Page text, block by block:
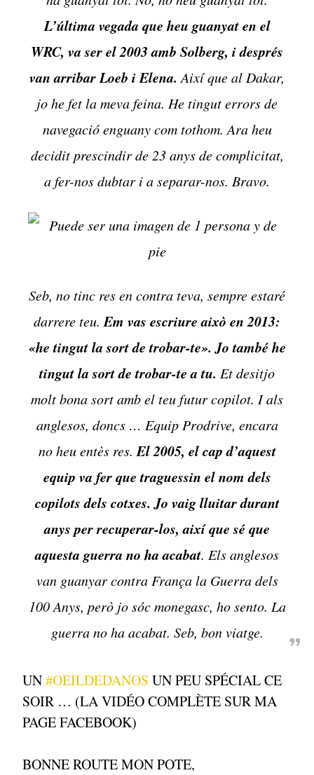
L’última vegada que heu guanyat en el
WRC, va ser el 2003 amb Solberg, i després
van arribar Loeb i Elena. Així que al Dakar,
jo he fet la meva feina. He tingut errors de
navegació enguany com tothom. Ara heu
decidit prescindir de 23 anys de complicitat,
a fer-nos dubtar i a separar-nos. Bravo.
Seb, no tinc res en contra teva, sempre estaré
darrere teu. Em vas escriure això en 2013:
«he tingut la sort de trobar-te». Jo també he
tingut la sort de trobar-te a tu. Et desitjo
molt bona sort amb el teu futur copilot. I als
anglesos, doncs … Equip Prodrive, encara
no heu entès res. El 2005, el cap d’aquest
equip va fer que traguessin el nom dels
copilots dels cotxes. Jo vaig lluitar durant
anys per recuperar-los, així que sé que
aquesta guerra no ha acabat. Els anglesos
van guanyar contra França la Guerra dels
100 Anys, però jo sóc monegasc, ho sento. La
guerra no ha acabat. Seb, bon viatge.
UN#OEILDEDANOS UN PEU SPÉCIAL CE
SOIR … (LA VIDÉO COMPLÈTE SUR MA
PAGE FACEBOOK)
BONNE ROUTE MON POTE,